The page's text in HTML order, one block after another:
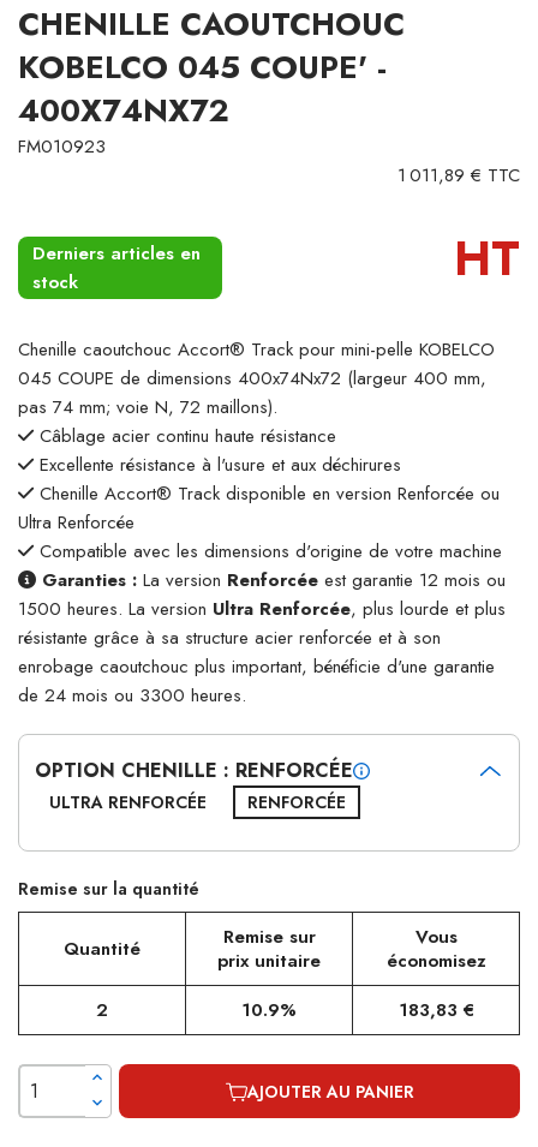
CHENILLE CAOUTCHOUC
KOBELCO 045 COUPE' -
400X74NX72
FM010923
1 011,89 € TTC
Derniers articles en
stock
HT
Chenille caoutchouc Accort® Track pour mini-pelle KOBELCO
045 COUPE de dimensions 400x74Nx72 (largeur 400 mm,
pas 74 mm; voie N, 72 maillons).
Câblage acier continu haute résistance
Excellente résistance à l'usure et aux déchirures
Chenille Accort® Track disponible en version Renforcée ou
Ultra Renforcée
Compatible avec les dimensions d'origine de votre machine
Garanties : La version Renforcée est garantie 12 mois ou
1500 heures. La version Ultra Renforcée, plus lourde et plus
résistante grâce à sa structure acier renforcée et à son
enrobage caoutchouc plus important, bénéficie d'une garantie
de 24 mois ou 3300 heures.
OPTION CHENILLE : RENFORCÉE
ULTRA RENFORCÉE RENFORCÉE
Remise sur la quantité
Quantité
Remise sur
prix unitaire
Vous
économisez
2
10.9% 183,83 €
AJOUTER AU PANIER